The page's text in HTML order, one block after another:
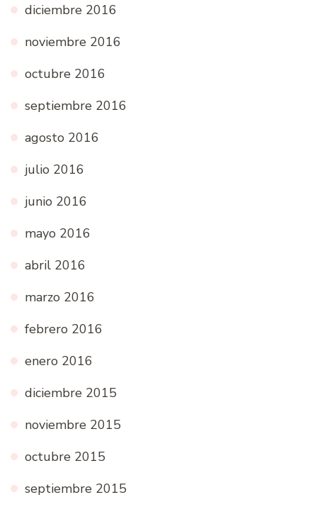
diciembre 2016
noviembre 2016
octubre 2016
septiembre 2016
agosto 2016
julio 2016
junio 2016
mayo 2016
abril 2016
marzo 2016
febrero 2016
enero 2016
diciembre 2015
noviembre 2015
octubre 2015
septiembre 2015